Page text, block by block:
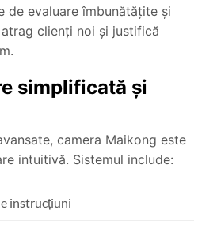
de evaluare îmbunătățite și
clienți noi și justifică
simplificată și
camera Maikong este
intuitivă. Sistemul include:
instrucțiuni